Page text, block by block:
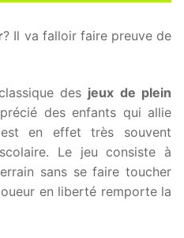
? Il va falloir faire preuve de
des jeux de plein
des enfants qui allie
en effet très souvent
Le jeu consiste à
sans se faire toucher
en liberté remporte la